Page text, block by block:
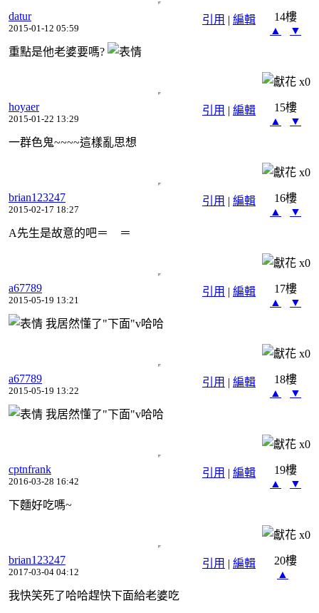
引用 | 編輯
datur
2015-01-12 05:59
14樓
▲
▼
重點是他老婆要嗎?
x0
引用 | 編輯
hoyaer
2015-01-22 13:29
15樓
▲
▼
一群色鬼~~~~這樣亂思想
x0
引用 | 編輯
brian123247
2015-02-17 18:27
16樓
▲
▼
A先生是故意的吧＝ ＝
x0
引用 | 編輯
a67789
2015-05-19 13:21
17樓
▲
▼
我居然懂了"下面"v哈哈
x0
引用 | 編輯
a67789
2015-05-19 13:22
18樓
▲
▼
我居然懂了"下面"v哈哈
x0
引用 | 編輯
cptnfrank
2016-03-28 16:42
19樓
▲
▼
下麵好吃嗎~
x0
引用 | 編輯
brian123247
2017-03-04 04:12
20樓
▲
我快笑死了哈哈趕快下面給老婆吃